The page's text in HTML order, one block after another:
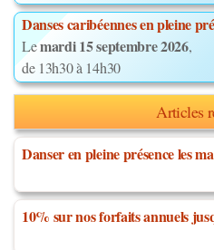
Danses caribéennes en pleine
Lemardi 15 septembre 2026,
de 13h30 à 14h30
Articles
Danser en pleine présence les
10% sur nos forfaits annuels